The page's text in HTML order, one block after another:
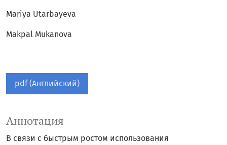
Mariya Utarbayeva
Makpal Mukanova
pdf (Английский)
Аннотация
В связи с быстрым ростом использования